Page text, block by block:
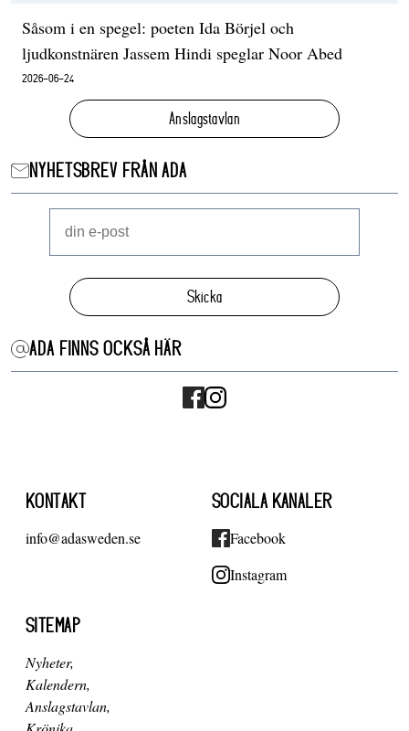
Såsom i en spegel: poeten Ida Börjel och
ljudkonstnären Jassem Hindi speglar Noor Abed
2026-06-24
Anslagstavlan
NYHETSBREV FRÅN ADA
Skicka
ADA FINNS OCKSÅ HÄR
KONTAKT
info@adasweden.se
SOCIALA KANALER
Facebook
Instagram
SITEMAP
Nyheter
Kalendern
Anslagstavlan